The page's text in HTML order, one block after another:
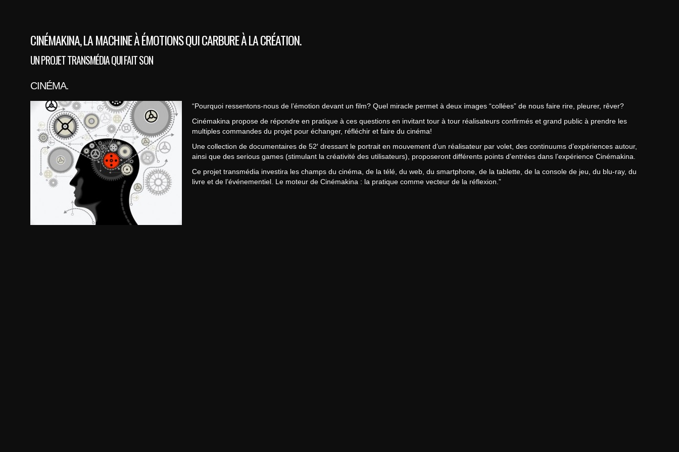
CINÉMAKINA, LA MACHINE À ÉMOTIONS QUI CARBURE À LA CRÉATION.
UN PROJET TRANSMÉDIA QUI FAIT SON
CINÉMA.
“Pourquoi ressentons-nous de l’émotion devant un film? Quel miracle permet à deux images “collées” de nous faire rire, pleurer, rêver?
Cinémakina propose de répondre en pratique à ces questions en invitant tour à tour réalisateurs confirmés et grand public à prendre les
multiples commandes du projet pour échanger, réfléchir et faire du cinéma!
Une collection de documentaires de 52′ dressant le portrait en mouvement d’un réalisateur par volet, des continuums d’expériences autour,
ainsi que des serious games (stimulant la créativité des utilisateurs), proposeront différents points d’entrées dans l’expérience Cinémakina.
Ce projet transmédia investira les champs du cinéma, de la télé, du web, du smartphone, de la tablette, de la console de jeu, du blu-ray, du
livre et de l’événementiel. Le moteur de Cinémakina : la pratique comme vecteur de la réflexion.”